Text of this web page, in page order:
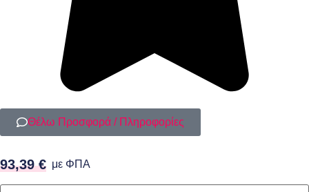
Θέλω Προσφορά / Πληροφορίες
93,39€ με ΦΠΑ